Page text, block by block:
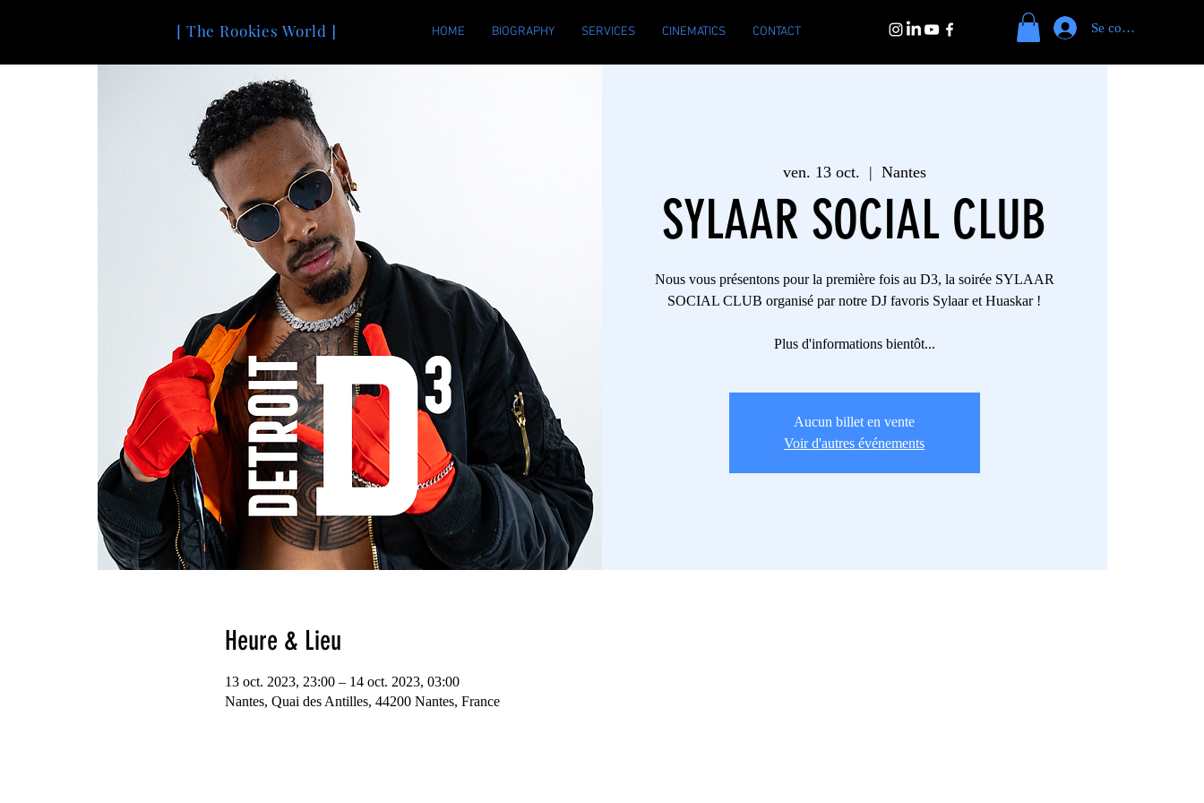
[ The Rookies World ] HOME BIOGRAPHY SERVICES CINEMATICS CONTACT Se connecter
ven. 13 oct.
  |
Nantes
SYLAAR SOCIAL CLUB
Nous vous présentons pour la première fois au D3, la soirée SYLAAR
SOCIAL CLUB organisé par notre DJ favoris Sylaar et Huaskar !
Plus d'informations bientôt...
Aucun billet en vente
Voir d'autres événements
Heure & Lieu
13 oct. 2023, 23:00 – 14 oct. 2023, 03:00
Nantes, Quai des Antilles, 44200 Nantes, France